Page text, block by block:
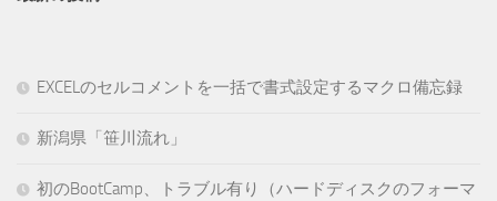
EXCELのセルコメントを一括で書式設定するマクロ備忘録
新潟県「笹川流れ」
初のBootCamp、トラブル有り（ハードディスクのフォーマ